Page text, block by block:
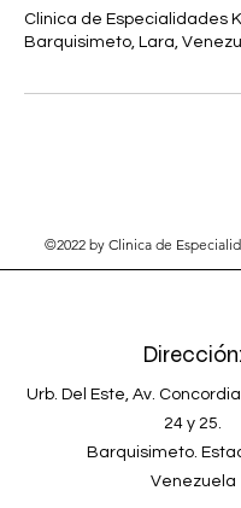
Clinica de Especialidades
Barquisimeto, Lara,
©2022 by Clinica de
Dirección:
Urb. Del Este, Av.
24 y 25.
Barquisimeto.
Venezuela